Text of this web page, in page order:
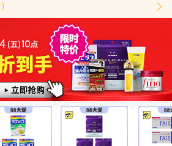
（仅限中国大陆地区）
